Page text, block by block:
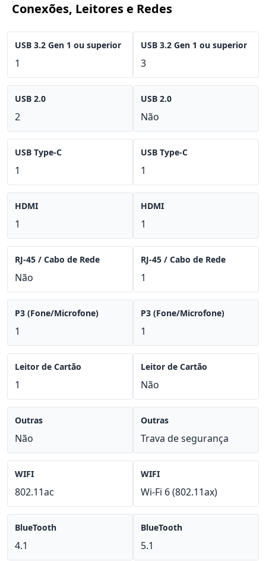
Conexões, Leitores e Redes
USB 3.2 Gen 1 ou superior
1
USB 2.0
2
USB Type-C
1
HDMI
1
RJ-45 / Cabo de Rede
Não
P3 (Fone/Microfone)
1
Leitor de Cartão
1
Outras
Não
WIFI
802.11ac
BlueTooth
4.1
USB 3.2 Gen 1 ou superior
3
USB 2.0
Não
USB Type-C
1
HDMI
1
RJ-45 / Cabo de Rede
1
P3 (Fone/Microfone)
1
Leitor de Cartão
Não
Outras
Trava de segurança
WIFI
Wi-Fi 6 (802.11ax)
BlueTooth
5.1